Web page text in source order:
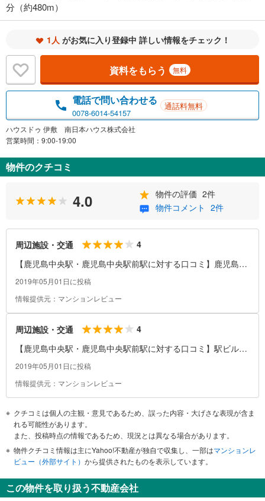
分（約480m）
1人 がお気に入り登録中 詳しい情報をチェック！
資料をもらう 無料
電話で問い合わせる
0078-6014-54157
通話料無料
ハウスドゥ 伊敷 南日本ハウス株式会社
営業時間：9:00-19:00
物件のクチコミ
4.0 物件の評価 2件
物件コメント 2件
周辺施設・交通
4
【鹿児島中央駅・鹿児島中央駅前駅に対する口コミ】鹿児島中
央駅から一番街に伸びる道は少し暗く、細い道のため、夜一人
で歩くのには少し抵抗がある。
2019年05月01日に投稿
情報提供元：マンションレビュー
周辺施設・交通
4
【鹿児島中央駅・鹿児島中央駅前駅に対する口コミ】駅ビルが
あるので、たくさんのお店が並んでいる。鹿児島の主要駅とい
うこともあり、人は多いが、ごったがえすことはほとんどな
い。「かごりん」という、レンタル自転車のサービスもある
し、市電もある。タクシーも駅の前に並んでいるので、どこか
に行く時のアクセスは良い。
2019年05月01日に投稿
情報提供元：マンションレビュー
クチコミは個人の主観・意見であるため、誤った内容・大げさな表現が含ま
れる可能性があります。
また、投稿時点の情報であるため、現況とは異なる場合があります。
物件クチコミ情報は主にYahoo!不動産が独自で収集し、一部はマンションレ
ビュー（外部サイト） から提供されたものを表示しています。
この物件を取り扱う不動産会社